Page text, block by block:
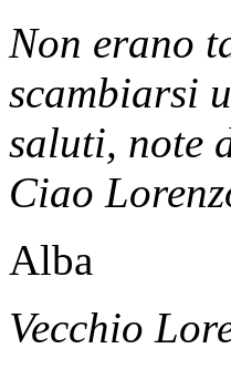
Non erano
scambiarsi
saluti, note
Ciao
Alba
Vecchio